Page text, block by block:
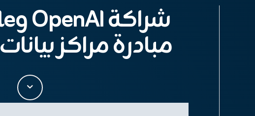
مبادرة مراكز بيانات Stargate AI